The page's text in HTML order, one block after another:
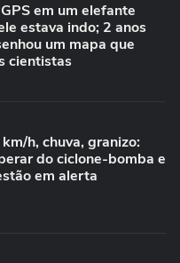
em um elefante
estava indo; 2 anos
um mapa que
cientistas
h, chuva, granizo:
do ciclone-bomba e
em alerta